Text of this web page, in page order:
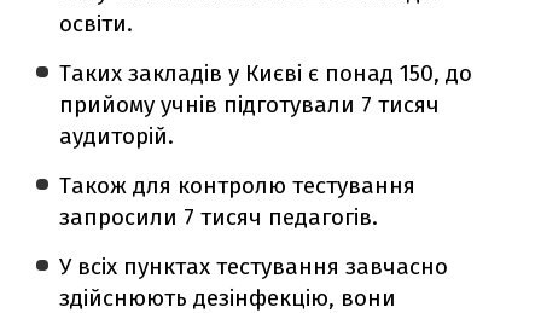
освіти.
Таких закладів у Києві є понад 150, до
прийому учнів підготували 7 тисяч
аудиторій.
Також для контролю тестування
запросили 7 тисяч педагогів.
У всіх пунктах тестування завчасно
здійснюють дезінфекцію, вони